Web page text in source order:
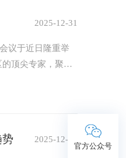
2025-12-31
议于近日隆重举
顶尖专家，聚焦
2025-12-31
官方公众号